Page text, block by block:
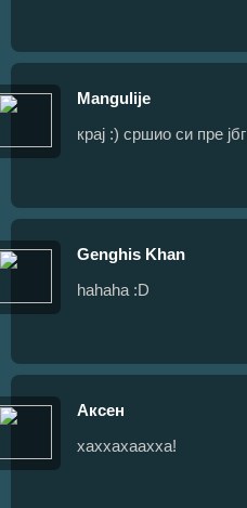
Mangulije
крај :) сршио си пре јбг
Genghis Khan
hahaha :D
Аксен
хаххахаахха!